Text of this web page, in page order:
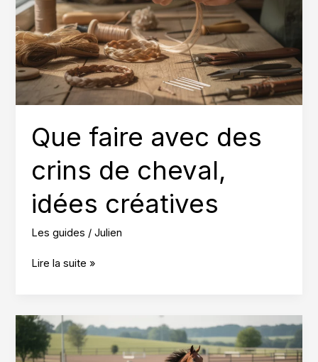
Que faire avec des
crins de cheval,
idées créatives
Les guides /Julien
Que
crins
de
cheval,
Lire la suite »